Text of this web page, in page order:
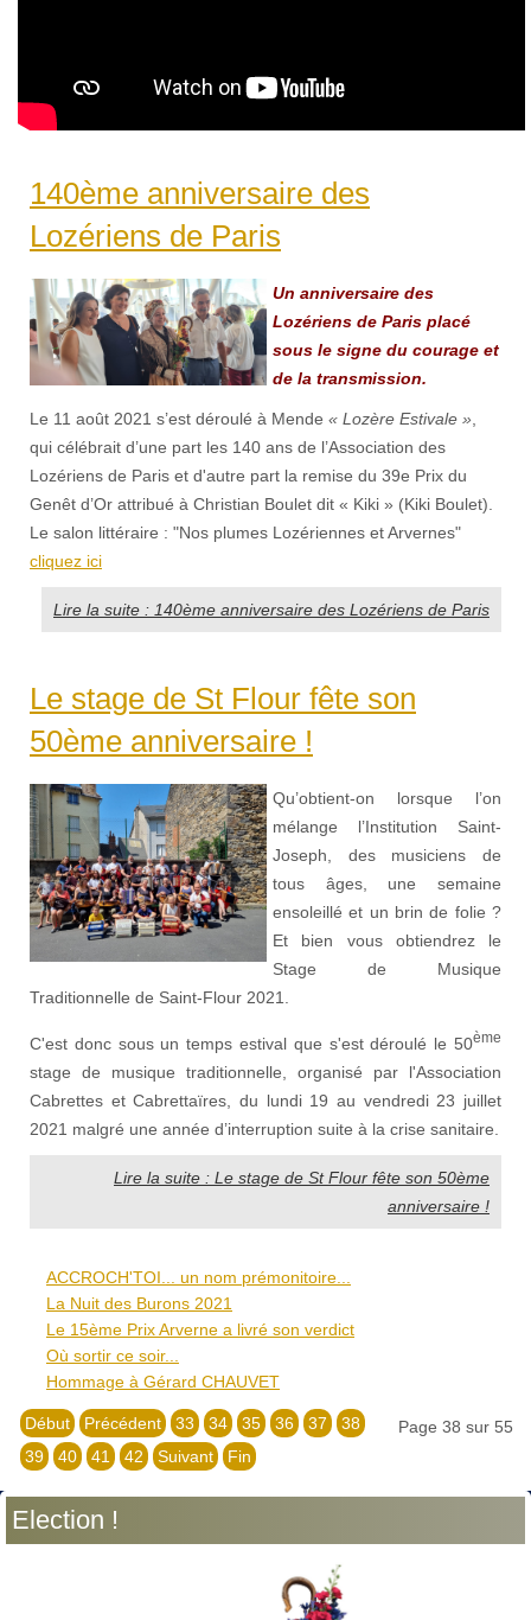
140ème anniversaire des
Lozériens de Paris
Un anniversaire des
Lozériens de Paris placé
sous le signe du courage et
de la transmission.
Le 11 août 2021 s’est déroulé à Mende « Lozère Estivale »
qui célébrait d’une part les 140 ans de l’Association des
Lozériens de Paris et d'autre part la remise du 39e Prix du
Genêt d’Or attribué à Christian Boulet dit « Kiki » (Kiki Boulet).
Le salon littéraire : "Nos plumes Lozériennes et Arvernes"
cliquez ici
Lire la suite : 140ème anniversaire des Lozériens de Paris
Le stage de St Flour fête son
50ème anniversaire !
Qu’obtient-on lorsque l’on
mélange l’Institution Saint-
Joseph, des musiciens de
tous âges, une semaine
ensoleillé et un brin de folie ?
Et bien vous obtiendrez le
Stage de Musique
Traditionnelle de Saint-Flour 2021.
C'est donc sous un temps estival que s'est déroulé le 50ème
stage de musique traditionnelle, organisé par l'Association
Cabrettes et Cabrettaïres, du lundi 19 au vendredi 23 juillet
2021 malgré une année d’interruption suite à la crise sanitaire.
Lire la suite : Le stage de St Flour fête son 50ème
anniversaire !
ACCROCH'TOI... un nom prémonitoire...
La Nuit des Burons 2021
Le 15ème Prix Arverne a livré son verdict
Où sortir ce soir...
Hommage à Gérard CHAUVET
Page 38 sur 55
Début Précédent 33 34 35 36 37
38
39
40 41 42 Suivant Fin
Election !